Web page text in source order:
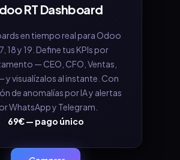
RT Dashboard
en tiempo real para Odoo
18 y 19. Define tus KPIs por
— CEO, CFO, Ventas,
y visualízalos al instante. Con
de anomalías por IA y alertas
WhatsApp y Telegram.
69€ — pago único